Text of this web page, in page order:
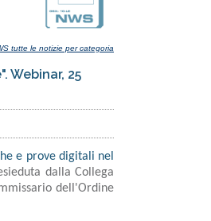
tutte le notizie per categoria
Webinar, 25
e prove digitali nel
dalla Collega
dell'Ordine